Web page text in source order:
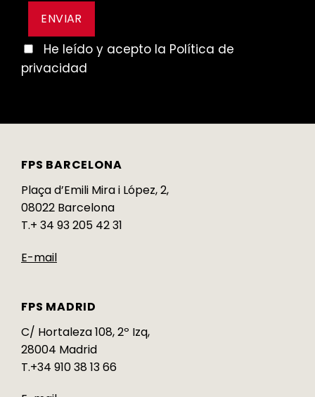
He leído y acepto la Política de
privacidad
FPS BARCELONA
Plaça d’Emili Mira i López, 2,
08022 Barcelona
T.+ 34 93 205 42 31
E-mail
FPS MADRID
C/ Hortaleza 108, 2º Izq,
28004 Madrid
T.+34 910 38 13 66